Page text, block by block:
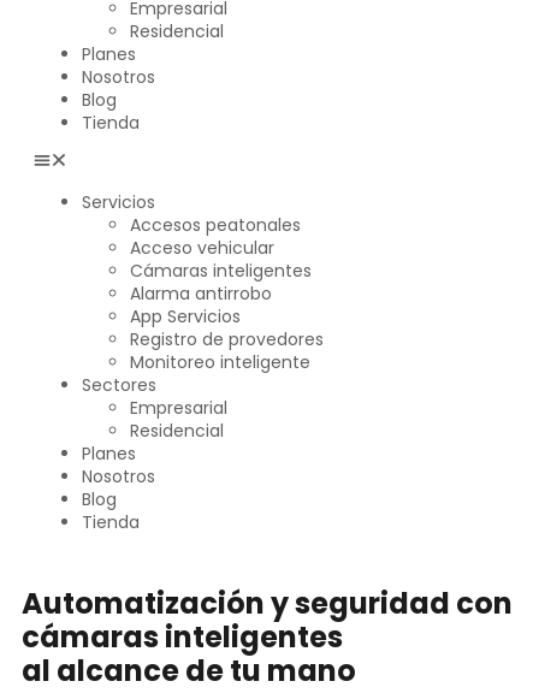
Empresarial
Residencial
Planes
Nosotros
Blog
Tienda
Servicios
Accesos peatonales
Acceso vehicular
Cámaras inteligentes
Alarma antirrobo
App Servicios
Registro de provedores
Monitoreo inteligente
Sectores
Empresarial
Residencial
Planes
Nosotros
Blog
Tienda
Automatización y seguridad con
cámaras inteligentes
al alcance de tu mano